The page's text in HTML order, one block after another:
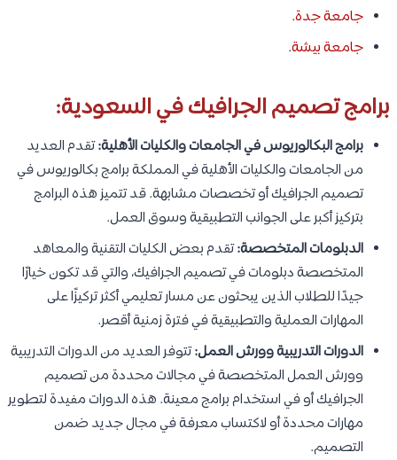
جامعة جدة.
جامعة بيشة.
برامج تصميم الجرافيك في السعودية:
برامج البكالوريوس في الجامعات والكليات الأهلية:تقدم العديد
من الجامعات والكليات الأهلية في المملكة برامج بكالوريوس في
تصميم الجرافيك أو تخصصات مشابهة. قد تتميز هذه البرامج
بتركيز أكبر على الجوانب التطبيقية وسوق العمل.
الدبلومات المتخصصة:تقدم بعض الكليات التقنية والمعاهد
المتخصصة دبلومات في تصميم الجرافيك، والتي قد تكون خيارًا
جيدًا للطلاب الذين يبحثون عن مسار تعليمي أكثر تركيزًا على
المهارات العملية والتطبيقية في فترة زمنية أقصر.
الدورات التدريبية وورش العمل:تتوفر العديد من الدورات التدريبية
وورش العمل المتخصصة في مجالات محددة من تصميم
الجرافيك أو في استخدام برامج معينة. هذه الدورات مفيدة لتطوير
مهارات محددة أو لاكتساب معرفة في مجال جديد ضمن
التصميم.